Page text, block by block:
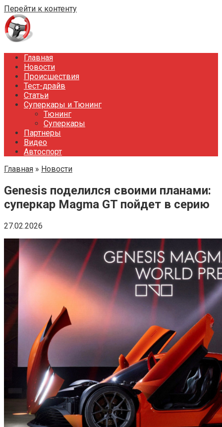
Перейти к контенту
Главная
Новости
Происшествия
Тест-драйв
Статьи
Суперкары и Тюнинг
Тюнинг
Суперкары
Партнеры
Видео
Автоспорт
Главная » Новости
Genesis поделился своими планами:
суперкар Magma GT пойдет в серию
27.02.2026